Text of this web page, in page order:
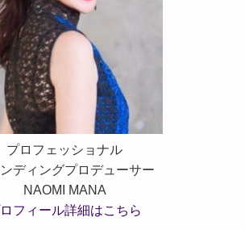
プロフェッショナル
ディングプロデューサー
NAOMI MANA
フィール詳細はこちら